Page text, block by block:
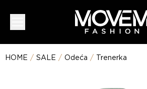
HOME / SALE / Odeća / Trenerka